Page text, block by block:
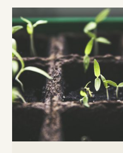
ACCESO
A
NUEVOS
MERCADOS